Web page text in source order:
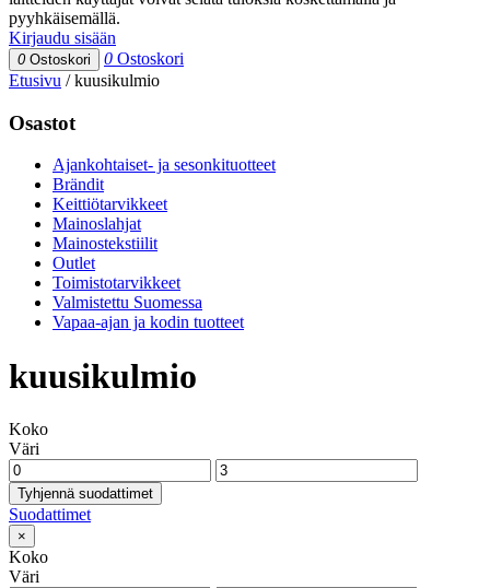
pyyhkäisemällä.
Kirjaudu sisään
0 Ostoskori 0 Ostoskori
Etusivu /kuusikulmio
Osastot
Ajankohtaiset- ja sesonkituotteet
Brändit
Keittiötarvikkeet
Mainoslahjat
Mainostekstiilit
Outlet
Toimistotarvikkeet
Valmistettu Suomessa
Vapaa-ajan ja kodin tuotteet
kuusikulmio
Koko
Väri
Tyhjennä suodattimet
Suodattimet
×
Koko
Väri